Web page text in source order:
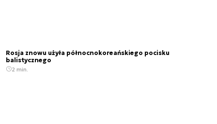
Rosja znowu użyła północnokoreańskiego pocisku
balistycznego
2 min.